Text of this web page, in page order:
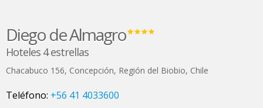
Diego de Almagro
Hoteles 4 estrellas
Chacabuco 156, Concepción, Región del Biobio, Chile
Teléfono: +56 41 4033600